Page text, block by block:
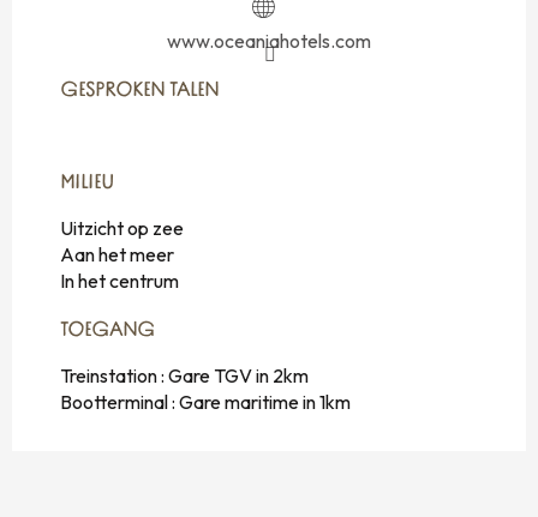
www.oceaniahotels.com
GESPROKEN TALEN
GESPROKEN TALEN
MILIEU
MILIEU
Uitzicht op zee
Aan het meer
In het centrum
TOEGANG
TOEGANG
Treinstation : Gare TGV in 2km
Bootterminal : Gare maritime in 1km